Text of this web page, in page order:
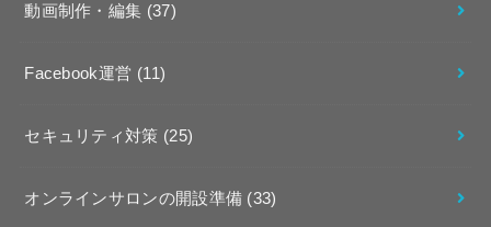
動画制作・編集 (37)
Facebook運営 (11)
セキュリティ対策 (25)
オンラインサロンの開設準備 (33)